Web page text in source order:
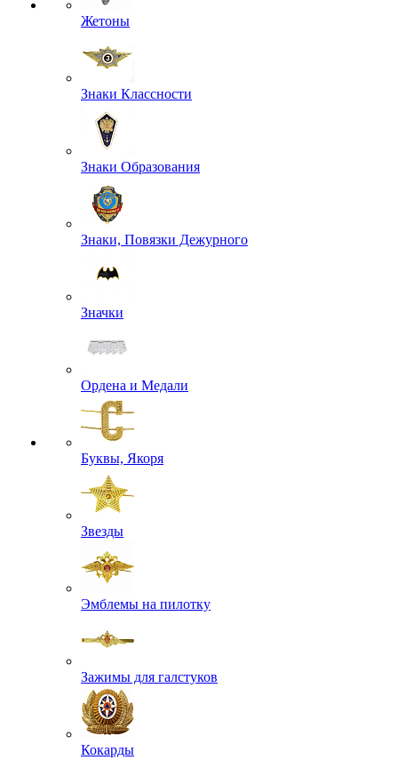
Жетоны
Знаки Классности
Знаки Образования
Знаки, Повязки Дежурного
Значки
Ордена и Медали
Буквы, Якоря
Звезды
Эмблемы на пилотку
Зажимы для галстуков
Кокарды